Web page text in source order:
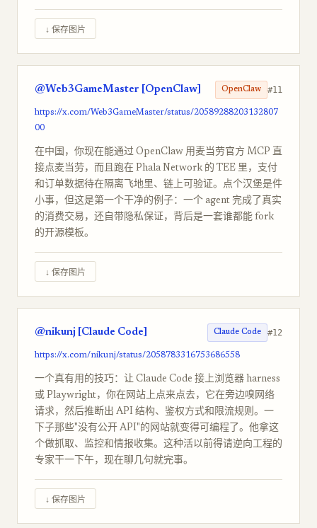
↓ 保存图片
@Web3GameMaster [OpenClaw] OpenClaw #11
https://x.com/Web3GameMaster/status/20589288203132807
00
在中国，你现在能通过 OpenClaw 用麦当劳官方 MCP 直
接点麦当劳，而且跑在 Phala Network 的 TEE 里，支付
和订单数据待在隔离飞地里、链上可验证。点个汉堡是件
小事，但这是第一个干净的例子：一个 agent 完成了真实
的消费交易，还自带隐私保证，背后是一套谁都能 fork
的开源模板。
↓ 保存图片
@nikunj [Claude Code] Claude Code #12
https://x.com/nikunj/status/2058783316753686558
一个真有用的技巧：让 Claude Code 接上浏览器 harness
或 Playwright，你在网站上点来点去，它在旁边嗅网络
请求，然后推断出 API 结构、鉴权方式和限流规则。一
下子那些"没有公开 API"的网站就变得可编程了。他拿这
个做抓取、监控和情报收集。这种活以前得请逆向工程的
专家干一下午，现在聊几句就完事。
↓ 保存图片